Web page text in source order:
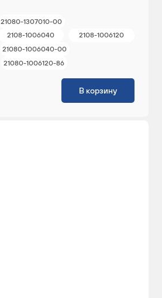
21080-1307010-00
2108-1006040
2108-1006120
21080-1006040-00
21080-1006120-86
В корзину